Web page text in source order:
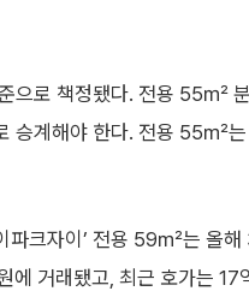
으로 책정됐다. 전용 55㎡
승계해야 한다. 전용 55㎡
파크자이’ 전용 59㎡는 올
거래됐고, 최근 호가는 17